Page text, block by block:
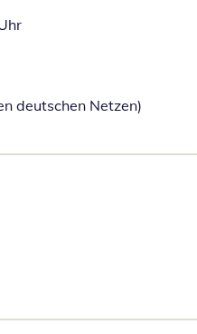
deutschen Netzen)